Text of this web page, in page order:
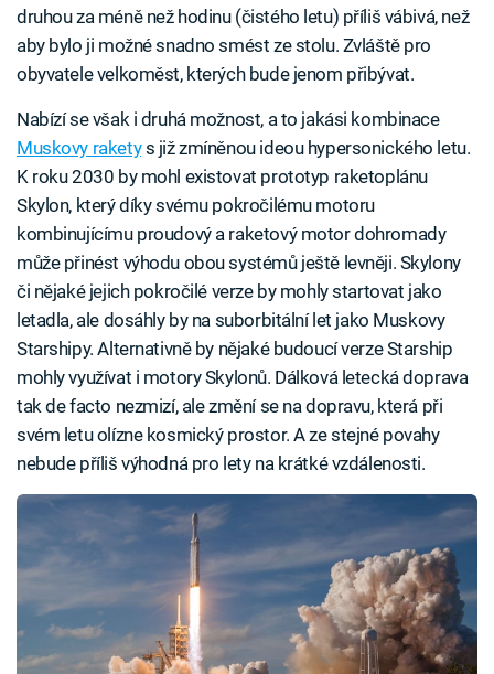
druhou za méně než hodinu (čistého letu) příliš vábivá, než
aby bylo ji možné snadno smést ze stolu. Zvláště pro
obyvatele velkoměst, kterých bude jenom přibývat.
Nabízí se však i druhá možnost, a to jakási kombinace
Muskovy raketys již zmíněnou ideou hypersonického letu.
K roku 2030 by mohl existovat prototyp raketoplánu
Skylon, který díky svému pokročilému motoru
kombinujícímu proudový a raketový motor dohromady
může přinést výhodu obou systémů ještě levněji. Skylony
či nějaké jejich pokročilé verze by mohly startovat jako
letadla, ale dosáhly by na suborbitální let jako Muskovy
Starshipy. Alternativně by nějaké budoucí verze Starship
mohly využívat i motory Skylonů. Dálková letecká doprava
tak de facto nezmizí, ale změní se na dopravu, která při
svém letu olízne kosmický prostor. A ze stejné povahy
nebude příliš výhodná pro lety na krátké vzdálenosti.